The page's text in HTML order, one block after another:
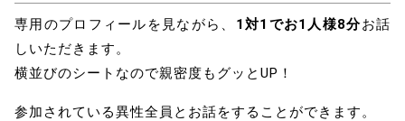
専用のプロフィールを見ながら、 1対1でお1人様8分お話
しいただきます。
横並びのシートなので親密度もグッとUP！
参加されている異性全員とお話をすることができます。